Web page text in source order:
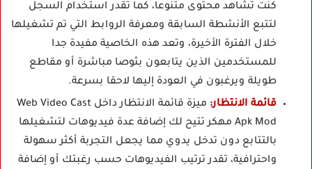
كنت تشاهد محتوى متنوعا، كما تقدر استخدام السجل
لتتبع الأنشطة السابقة ومعرفة الروابط التي تم تشغيلها
خلال الفترة الأخيرة، وتعد هذه الخاصية مفيدة جدا
للمستخدمين الذين يتابعون بثوصا مباشرة أو مقاطع
طويلة ويرغبون في العودة إليها لاحقا بسرعة.
قائمة الانتظار:
ميزة قائمة الانتظار داخل Web Video Cast
Apk Mod مهكر تتيح لك إضافة عدة فيديوهات لتشغيلها
بالتتابع دون تدخل يدوي مما يجعل التجربة أكثر سهولة
واحترافية، تقدر ترتيب الفيديوهات حسب رغبتك أو إضافة